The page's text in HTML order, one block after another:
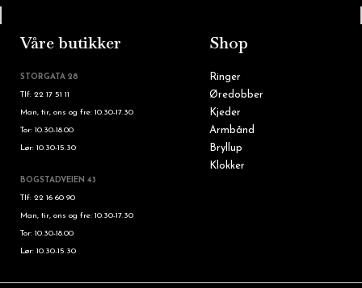
Våre butikker
STORGATA 28
Tlf: 22 17 51 11
Man, tir, ons og fre: 10.30-17.30
Tor: 10.30-18.00
Lør: 10.30-15.30
BOGSTADVEIEN 43
Tlf: 22 16 60 90
Man, tir, ons og fre: 10.30-17.30
Tor: 10.30-18.00
Lør: 10.30-15.30
Shop
Ringer
Øredobber
Kjeder
Armbånd
Bryllup
Klokker